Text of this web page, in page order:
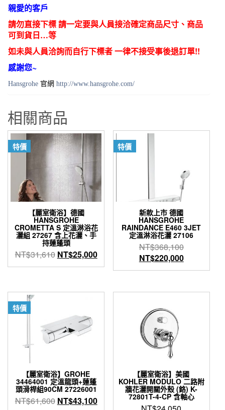
親愛的客戶
請勿直接下標 請一定要與人員接洽確定商品尺寸、商品
可到貨日…等
如未與人員洽詢而自行下標者 一律不接受事後退訂單!!
感謝您~
Hansgrohe 官網 http://www.hansgrohe.com/
相關商品
特價
【麗室衛浴】德國
HANSGROHE
CROMETTA S 定溫淋浴花
灑組 27267 含上花灑、手
持蓮蓬頭
NT$31,610 原
始
NT$25,000目
前
特價
新款上市 德國
HANSGROHE
RAINDANCE E460 3JET
定溫淋浴花灑 27106
NT$368,100原
始
價
NT$220,000目
前
格：
特價
【麗室衛浴】GROHE
34464001 定溫龍頭+蓮蓬
頭滑桿組90CM 27226001
NT$61,600 原
NT$43,100目
【麗室衛浴】美國
KOHLER MODULO 二路附
牆花灑開關外殼 (鉻) K-
72801T-4-CP 含軸心